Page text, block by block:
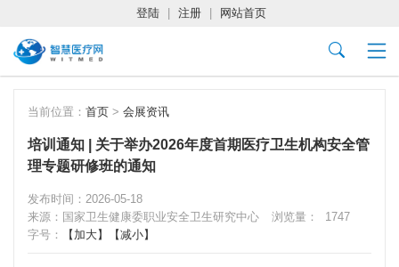
登陆 注册 网站首页
当前位置： 首页 > 会展资讯
培训通知 | 关于举办2026年度首期医疗卫生机构安全管
理专题研修班的通知
发布时间：2026-05-18
来源：国家卫生健康委职业安全卫生研究中心
浏览量：
1747
字号：
【加大】 【减小】